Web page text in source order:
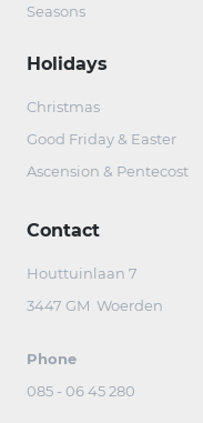
Seasons
Holidays
Christmas
Good Friday & Easter
Ascension & Pentecost
Contact
Houttuinlaan 7
3447 GM Woerden
Phone
085 - 06 45 280